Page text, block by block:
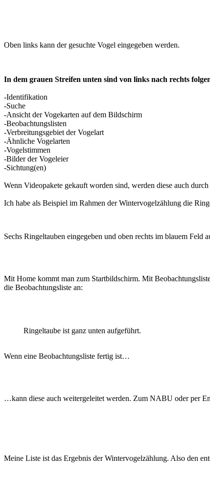
Oben links kann der gesuchte Vogel eingegeben werden.
In dem grauen Streifen unten sind von links nach rechts
-Identifikation
-Suche
-Ansicht der Vogekarten auf dem Bildschirm
-Beobachtungslisten
-Verbreitungsgebiet der Vogelart
-Ähnliche Vogelarten
-Vogelstimmen
-Bilder der Vogeleier
-Sichtung(en)
Wenn Videopakete gekauft worden sind, werden diese auch
Ich habe als Beispiel im Rahmen der Wintervogelzählung die
Sechs Ringeltauben eingegeben und oben rechts im blauem Feld
Mit Home kommt man zum Startbildschirm. Mit
die Beobachtungsliste an:
Ringeltaube ist ganz unten aufgeführt.
Wenn eine Beobachtungsliste fertig ist…
…kann diese auch weitergeleitet werden. Zum NABU oder per
Meine Liste ist das Ergebnis der Wintervogelzählung. Also den